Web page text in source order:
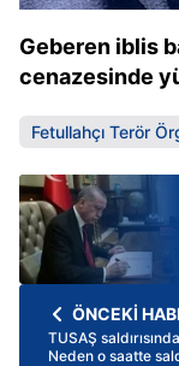
Geberen iblis
cenazesinde
Fetullahçı Terör
ÖNCEKİ
TUSAŞ
Neden o saatte